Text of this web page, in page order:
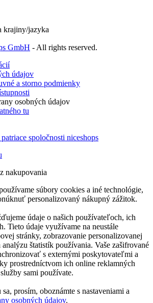
krajiny/jazyka
GmbH - All rights reserved.
údajov
a storno podmienky
osobných údajov
tu
spoločnosti niceshops
nakupovania
súbory cookies a iné technológie,
personalizovaný nákupný zážitok.
údaje o našich používateľoch, ich
Tieto údaje využívame na neustále
stránky, zobrazovanie personalizovanej
analýzu štatistík používania. Vaše zašifrované
s externými poskytovateľmi a
prostredníctvom ich online reklamných
sami používate.
prosím, oboznámte s nastaveniami a
osobných údajov.